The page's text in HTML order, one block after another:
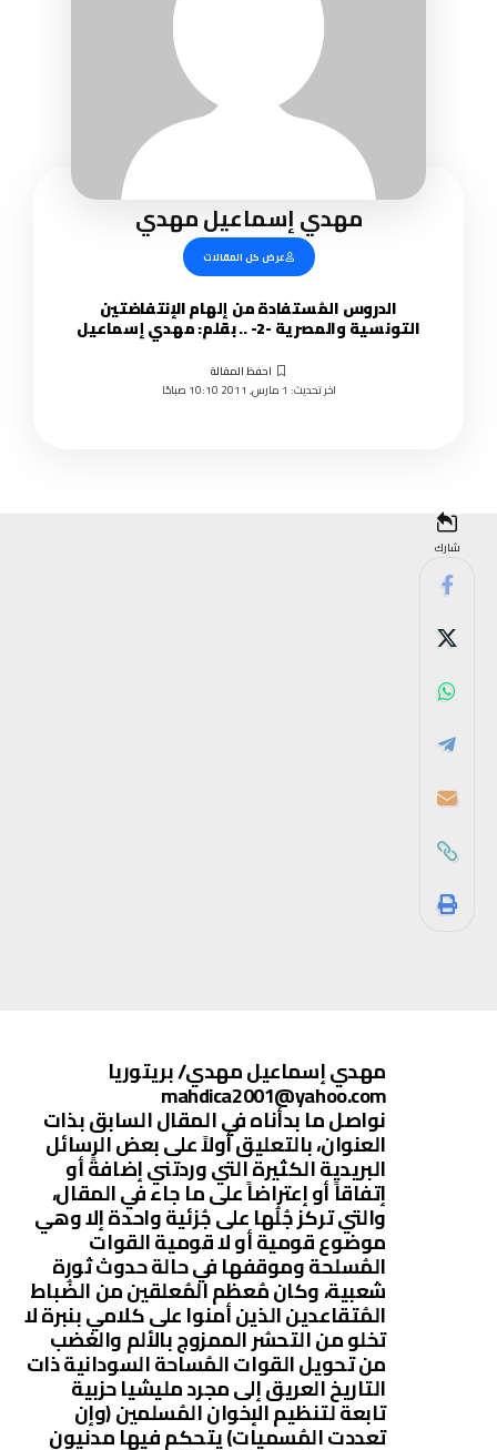
مهدي إسماعيل مهدي
عرض كل المقالات
الدروس المُستفادة من إلهام الإنتفاضتين
التونسية والمصرية -2- .. بقلم: مهدي إسماعيل
اخر تحديث: 1 مارس, 2011 10:10 صباحًا
شارك
مهدي إسماعيل مهدي/ بريتوريا
mahdica2001@yahoo.com
نواصل ما بدأناه في المقال السابق بذات
العنوان، بالتعليق أولاً على بعض الرسائل
البريدية الكثيرة التي وردتني إضافةً أو
إتفاقاً أو إعتراضاً على ما جاء في المقال،
والتي تركز جُلُها على جُزئية واحدة إلا وهي
موضوع قومية أو لا قومية القوات
المُسلحة وموقفها في حالة حدوث ثورة
شعبية، وكان مُعظم المُعلقين من الضُباط
المُتقاعدين الذين أمنوا على كلامي بنبرة لا
تخلو من التحسُر الممزوج بالألم والغضب
من تحويل القوات المُساحة السودانية ذات
التاريخ العريق إلى مجرد مليشيا حزبية
تابعة لتنظيم الإخوان المُسلمين (وإن
تعددت المُسميات) يتحكم فيها مدنيون